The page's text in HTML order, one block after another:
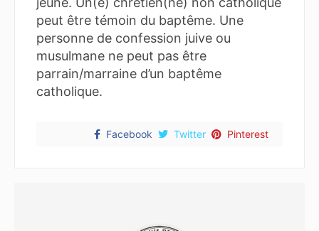
peut être témoin du baptême. Une
personne de confession juive ou
musulmane ne peut pas être
parrain/marraine d’un baptême
catholique.
Facebook Twitter Pinterest